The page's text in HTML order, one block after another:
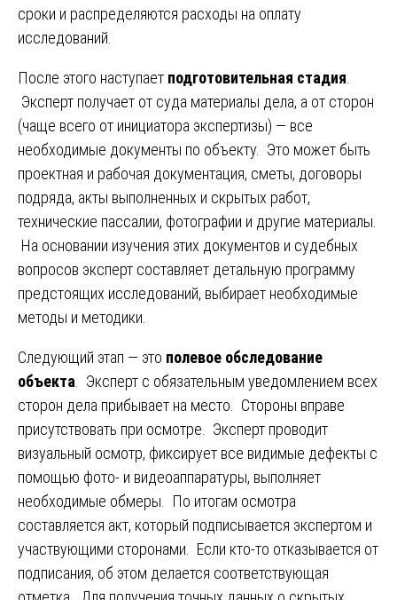
сроки и распределяются расходы на оплату
исследований.
После этого наступает подготовительная стадия
Эксперт получает от суда материалы дела, а от сторон
(чаще всего от инициатора экспертизы) — все
необходимые документы по объекту. Это может быть
проектная и рабочая документация, сметы, договоры
подряда, акты выполненных и скрытых работ,
технические пассалии, фотографии и другие материалы.
На основании изучения этих документов и судебных
вопросов эксперт составляет детальную программу
предстоящих исследований, выбирает необходимые
методы и методики.
Следующий этап — это полевое обследование
объекта . Эксперт с обязательным уведомлением всех
сторон дела прибывает на место. Стороны вправе
присутствовать при осмотре. Эксперт проводит
визуальный осмотр, фиксирует все видимые дефекты с
помощью фото- и видеоаппаратуры, выполняет
необходимые обмеры. По итогам осмотра
составляется акт, который подписывается экспертом и
участвующими сторонами. Если кто-то отказывается от
подписания, об этом делается соответствующая